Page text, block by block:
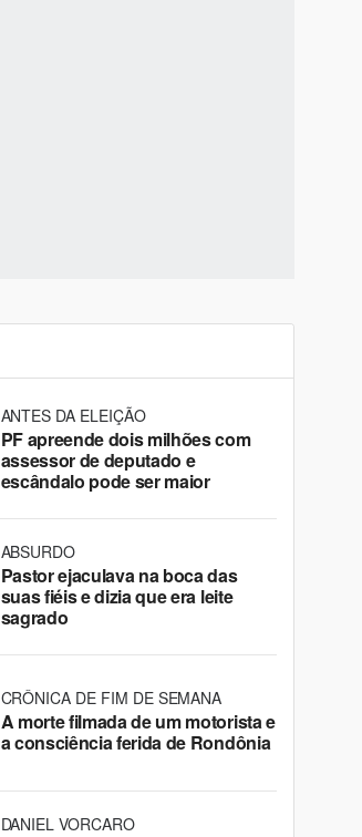
ANTES DA ELEIÇÃO
PF apreende dois milhões com
assessor de deputado e
escândalo pode ser maior
ABSURDO
Pastor ejaculava na boca das
suas fiéis e dizia que era leite
sagrado
CRÔNICA DE FIM DE SEMANA
A morte filmada de um motorista e
a consciência ferida de Rondônia
DANIEL VORCARO